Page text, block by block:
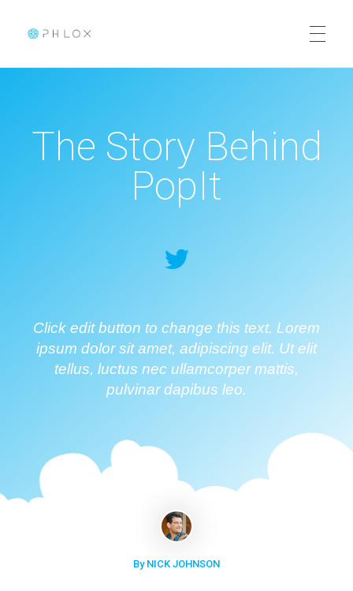
The Story Behind
PopIt
Click edit button to change this text. Lorem
ipsum dolor sit amet, adipiscing elit. Ut elit
tellus, luctus nec ullamcorper mattis,
pulvinar dapibus leo.
By NICK JOHNSON